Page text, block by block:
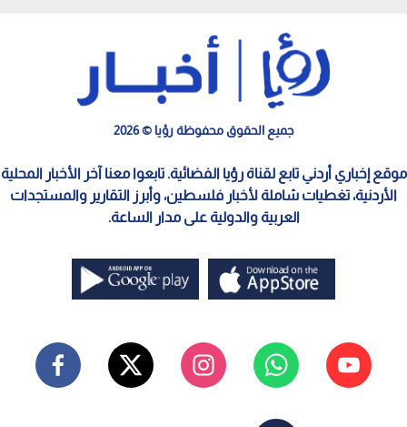
جميع الحقوق محفوظة رؤيا © 2026
موقع إخباري أردني تابع لقناة رؤيا الفضائية. تابعوا معنا آخر الأخبار المحلية
الأردنية، تغطيات شاملة لأخبار فلسطين، وأبرز التقارير والمستجدات
العربية والدولية على مدار الساعة.